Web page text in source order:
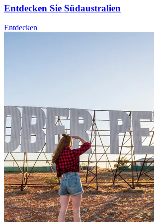
Entdecken Sie Südaustralien
Entdecken